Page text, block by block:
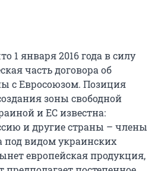
1 января 2016 года в силу
часть договора об
с Евросоюзом. Позиция
зоны свободной
и ЕС известна:
и другие страны – члены
под видом украинских
европейская продукция,